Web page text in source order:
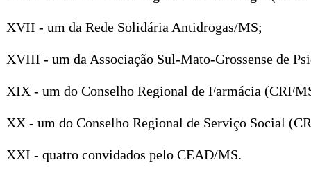
XVII - um da Rede Solidária Antidrogas/MS;
XVIII - um da Associação Sul-Mato-Grossense de
XIX - um do Conselho Regional de Farmácia
XX - um do Conselho Regional de Serviço Social
XXI - quatro convidados pelo CEAD/MS.